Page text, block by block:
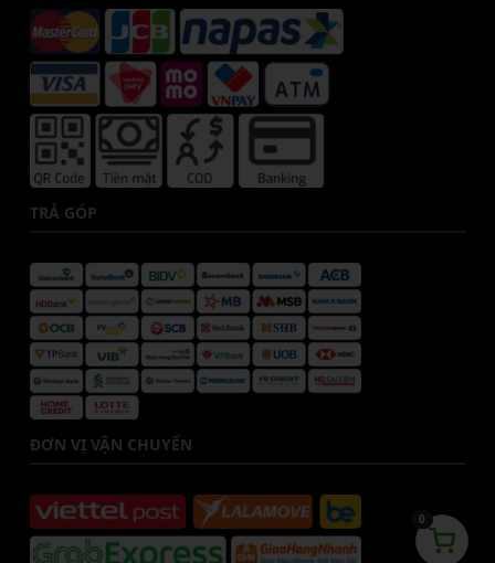
TRẢ GÓP
ĐƠN VỊ VẬN CHUYỂN
0